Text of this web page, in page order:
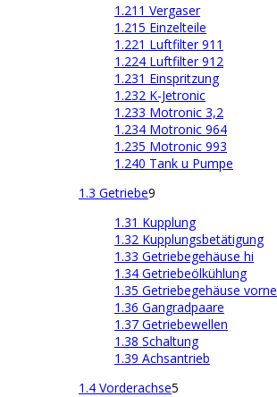
1.211 Vergaser
1.215 Einzelteile
1.221 Luftfilter 911
1.224 Luftfilter 912
1.231 Einspritzung
1.232 K-Jetronic
1.233 Motronic 3,2
1.234 Motronic 964
1.235 Motronic 993
1.240 Tank u Pumpe
1.3 Getriebe9
1.31 Kupplung
1.32 Kupplungsbetätigung
1.33 Getriebegehäuse hi
1.34 Getriebeölkühlung
1.35 Getriebegehäuse vorne
1.36 Gangradpaare
1.37 Getriebewellen
1.38 Schaltung
1.39 Achsantrieb
1.4 Vorderachse5